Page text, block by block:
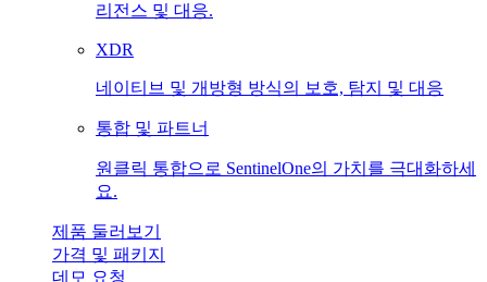
리전스 및 대응.
XDR
네이티브 및 개방형 방식의 보호, 탐지 및 대응
통합 및 파트너
원클릭 통합으로 SentinelOne의 가치를 극대화하세
요.
제품 둘러보기
가격 및 패키지
데모 요청